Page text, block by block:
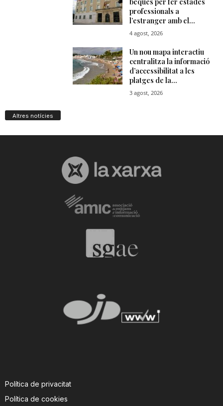
Altres notícies
Política de privacitat
Política de cookies